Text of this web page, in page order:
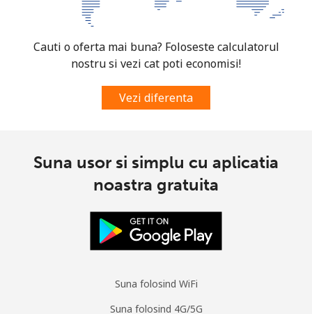
Cauti o oferta mai buna? Foloseste calculatorul
nostru si vezi cat poti economisi!
Vezi diferenta
Suna usor si simplu cu aplicatia
noastra gratuita
Suna folosind WiFi
Suna folosind 4G/5G